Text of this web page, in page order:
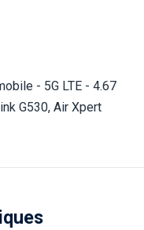
- 5G LTE - 4.67
G530, Air Xpert